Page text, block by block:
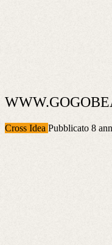
Cross Idea Pubblicato 8